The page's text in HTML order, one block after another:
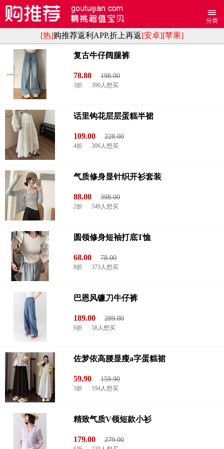
分类
[热]购推荐返利APP,折上再返[安卓][苹果]
复古牛仔阔腿裤
78.80 198.00
3折 390人想买
话里钩花层层蛋糕半裙
109.00 228.00
4折 306人想买
气质修身显针织开衫套装
88.00 398.00
2折 549人想买
圆领修身短袖打底T恤
68.00 78.00
8折 373人想买
巴恩风镰刀牛仔裤
189.00 289.00
6折 58人想买
佐梦依高腰显瘦a字蛋糕裙
59.90 159.90
3折 194人想买
精致气质V领短款小衫
179.00 279.00